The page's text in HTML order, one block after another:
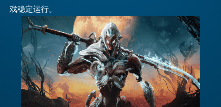
戏稳定运行。